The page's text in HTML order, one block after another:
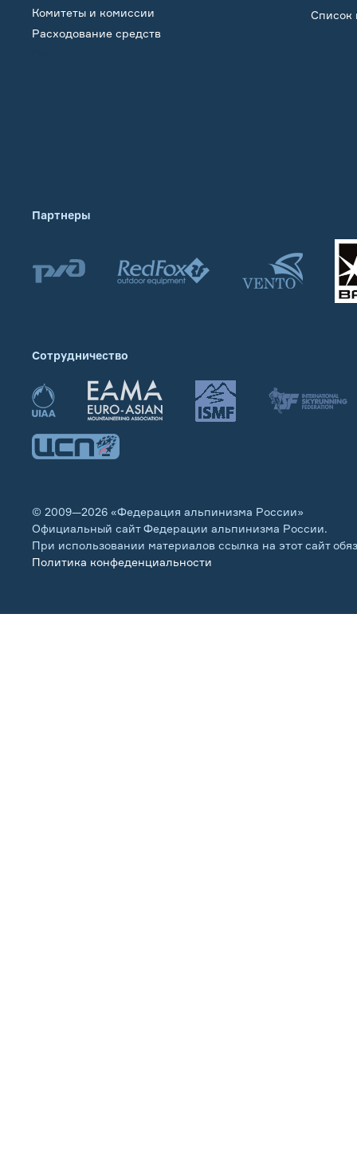
Комитеты и комиссии
Расходование средств
Список
Партнеры
Сотрудничество
© 2009—2026 «Федерация альпинизма России»
Официальный сайт Федерации альпинизма России.
При использовании материалов ссылка на этот сайт
Политика конфеденциальности